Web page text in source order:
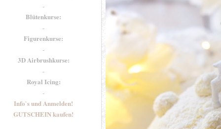
-
Blütenkurse:
-
Figurenkurse:
-
3D Airbrushkurse:
-
Royal Icing:
-
Info`s und Anmelden!
GUTSCHEIN kaufen!